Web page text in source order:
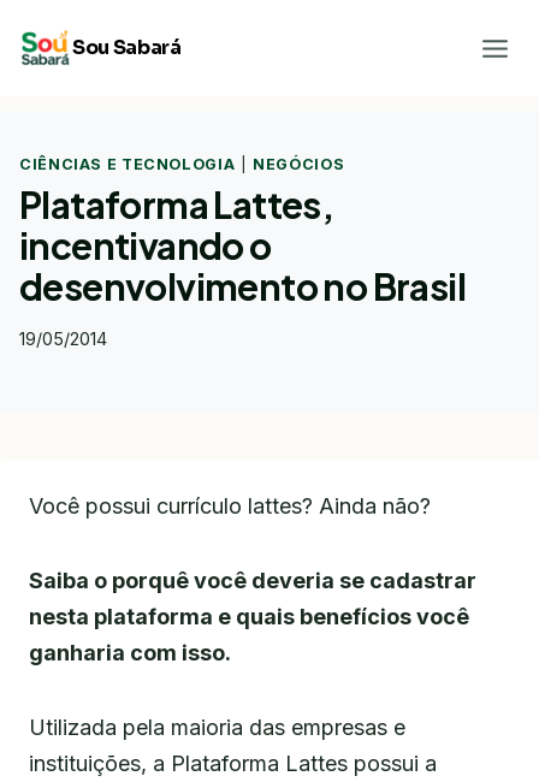
para
Sou Sabará
CIÊNCIAS E TECNOLOGIA NEGÓCIOS
Plataforma Lattes,
incentivando o
desenvolvimento no Brasil
19/05/2014
Você possui currículo lattes? Ainda não?
Saiba o porquê você deveria se cadastrar
nesta plataforma e quais benefícios você
ganharia com isso.
Utilizada pela maioria das empresas e
instituições, a Plataforma Lattes possui a